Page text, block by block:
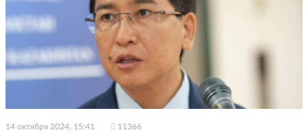
14 октября 2024, 15:41 11366